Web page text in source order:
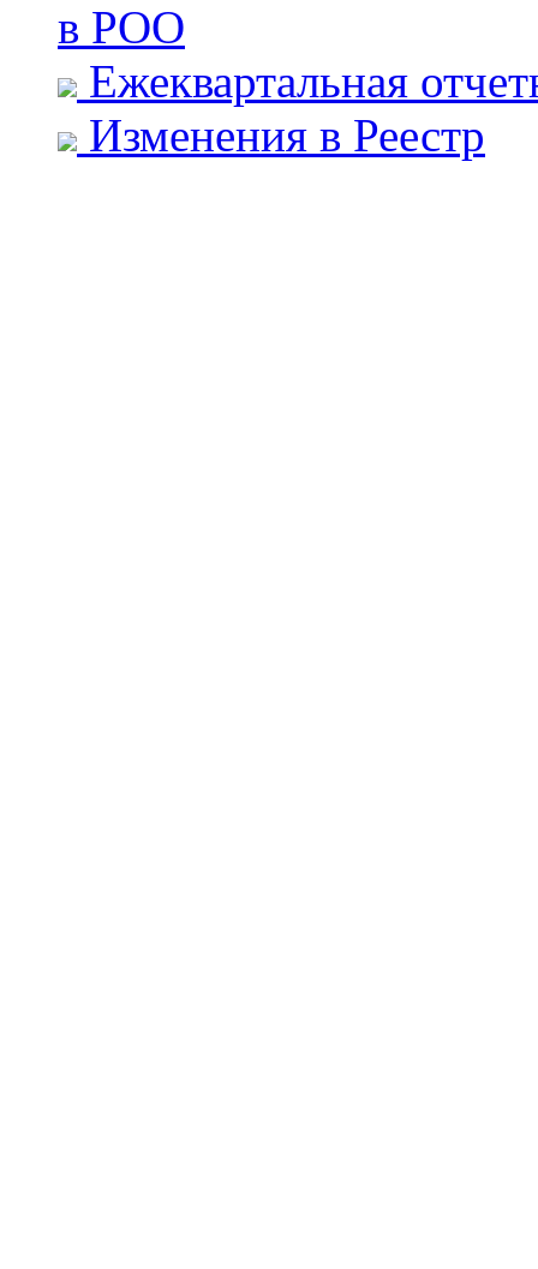
в РОО
Ежеквартальная
Изменения в Реестр